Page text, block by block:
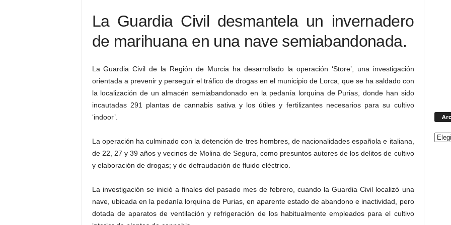
La Guardia Civil desmantela un invernadero
de marihuana en una nave semiabandonada.
La Guardia Civil de la Región de Murcia ha desarrollado la operación ‘Store’, una investigación
orientada a prevenir y perseguir el tráfico de drogas en el municipio de Lorca, que se ha saldado con
la localización de un almacén semiabandonado en la pedanía lorquina de Purias, donde han sido
incautadas 291 plantas de cannabis sativa y los útiles y fertilizantes necesarios para su cultivo
‘indoor’.
La operación ha culminado con la detención de tres hombres, de nacionalidades española e italiana,
de 22, 27 y 39 años y vecinos de Molina de Segura, como presuntos autores de los delitos de cultivo
y elaboración de drogas; y de defraudación de fluido eléctrico.
La investigación se inició a finales del pasado mes de febrero, cuando la Guardia Civil localizó una
nave, ubicada en la pedanía lorquina de Purias, en aparente estado de abandono e inactividad, pero
dotada de aparatos de ventilación y refrigeración de los habitualmente empleados para el cultivo